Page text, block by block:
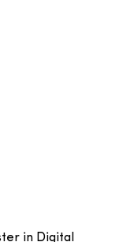
in Digital